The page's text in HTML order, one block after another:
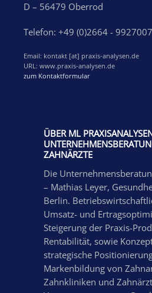
D – 56479 Oberrod
Telefon: +49 (0)2664 - 9927007
Email: kontakt [at] praxis-analysen.de
URL: www.praxis-analysen.de
zum Kontaktformular
ÜBER ML
ZAHNÄRZTE
Die
– Mathias Leyer,
Berlin.
Umsatz- und
Steigerung der Praxis-
Rentabilität, sowie
strategische
Markenbildung von
Zahnkliniken und